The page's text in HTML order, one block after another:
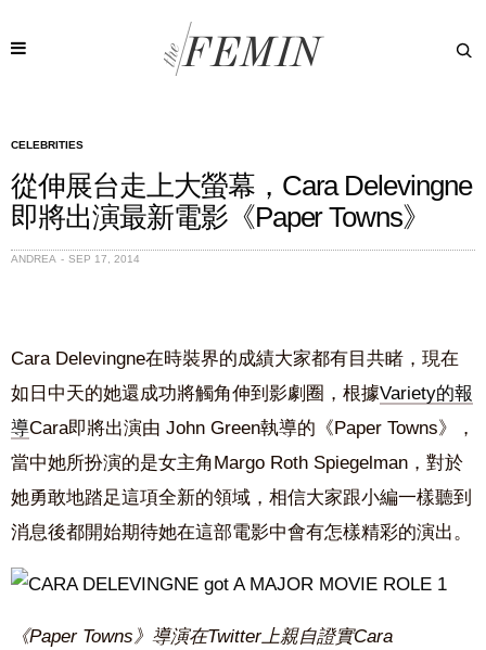
CELEBRITIES
從伸展台走上大螢幕，Cara Delevingne
即將出演最新電影《Paper Towns》
ANDREA SEP 17, 2014
Cara Delevingne在時裝界的成績大家都有目共睹，現在
如日中天的她還成功將觸角伸到影劇圈，根據Variety的報
導Cara即將出演由 John Green執導的《Paper Towns》，
當中她所扮演的是女主角Margo Roth Spiegelman，對於
她勇敢地踏足這項全新的領域，相信大家跟小編一樣聽到
消息後都開始期待她在這部電影中會有怎樣精彩的演出。
《Paper Towns》導演在Twitter上親自證實Cara